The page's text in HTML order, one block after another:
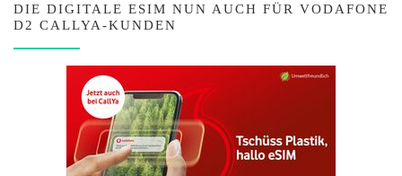
DIE DIGITALE ESIM NUN AUCH FÜR VODAFONE
D2 CALLYA-KUNDEN